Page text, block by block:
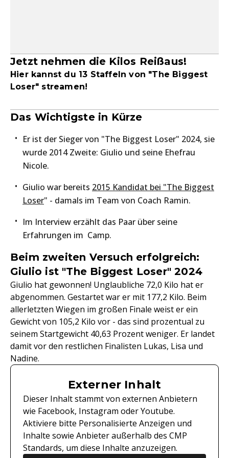
Jetzt nehmen die Kilos Reißaus!
Hier kannst du 13 Staffeln von "The Biggest
Loser" streamen!
Das Wichtigste in Kürze
Er ist der Sieger von "The Biggest Loser" 2024, sie
wurde 2014 Zweite: Giulio und seine Ehefrau
Nicole.
Giulio war bereits 2015 Kandidat bei "The Biggest
Loser" - damals im Team von Coach Ramin.
Im Interview erzählt das Paar über seine
Erfahrungen im Camp.
Beim zweiten Versuch erfolgreich:
Giulio ist "The Biggest Loser" 2024
Giulio hat gewonnen! Unglaubliche 72,0 Kilo hat er
abgenommen. Gestartet war er mit 177,2 Kilo. Beim
allerletzten Wiegen im großen Finale weist er ein
Gewicht von 105,2 Kilo vor - das sind prozentual zu
seinem Startgewicht 40,63 Prozent weniger. Er landet
damit vor den restlichen Finalisten Lukas, Lisa und
Nadine.
Externer Inhalt
Dieser Inhalt stammt von externen Anbietern
wie Facebook, Instagram oder Youtube.
Aktiviere bitte Personalisierte Anzeigen und
Inhalte sowie Anbieter außerhalb des CMP
Standards, um diese Inhalte anzuzeigen.